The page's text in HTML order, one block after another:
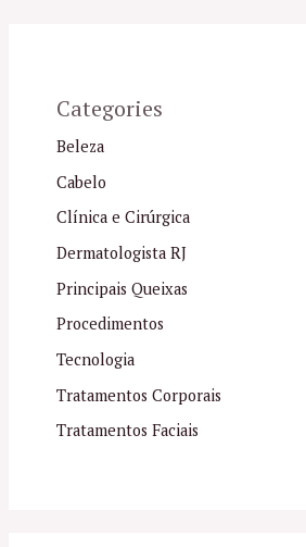
Categories
Beleza
Cabelo
Clínica e Cirúrgica
Dermatologista RJ
Principais Queixas
Procedimentos
Tecnologia
Tratamentos Corporais
Tratamentos Faciais